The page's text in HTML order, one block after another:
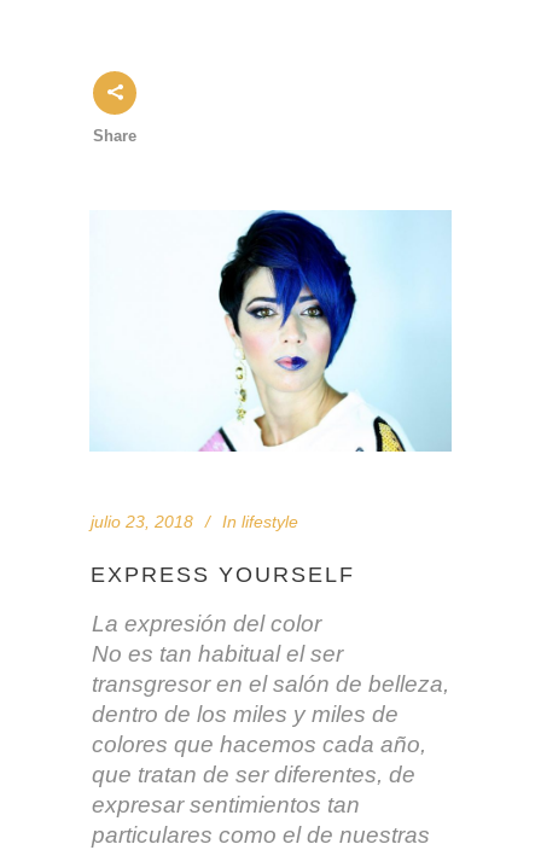
Share
julio 23, 2018 In lifestyle
EXPRESS YOURSELF
La expresión del color
No es tan habitual el ser
transgresor en el salón de belleza,
dentro de los miles y miles de
colores que hacemos cada año,
que tratan de ser diferentes, de
expresar sentimientos tan
particulares como el de nuestras